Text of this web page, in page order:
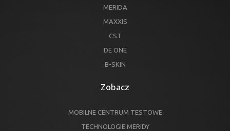
MERIDA
MAXXIS
CST
DE ONE
B-SKIN
Zobacz
MOBILNE CENTRUM TESTOWE
TECHNOLOGIE MERIDY